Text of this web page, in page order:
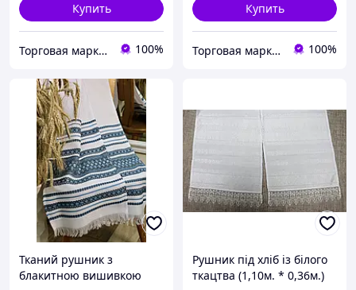
Купить
Торговая марка "Світ вишивки" Рівненський виробник вишитих виробів 100%
Купить
Торговая марка "Світ вишивки" Рівненський виробник вишитих виробів 100%
Тканий рушник з
блакитною вишивкою
Рушник під хліб із білого
ткацтва (1,10м. * 0,36м.)